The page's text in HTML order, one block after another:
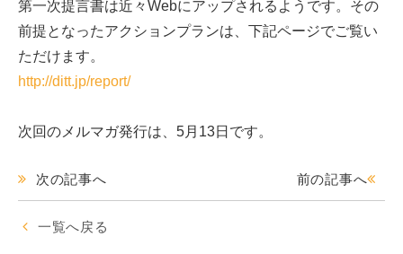
第一次提言書は近々Webにアップされるようです。その
前提となったアクションプランは、下記ページでご覧い
ただけます。
http://ditt.jp/report/
次回のメルマガ発行は、5月13日です。
前の記事へ
次の記事へ
一覧へ戻る